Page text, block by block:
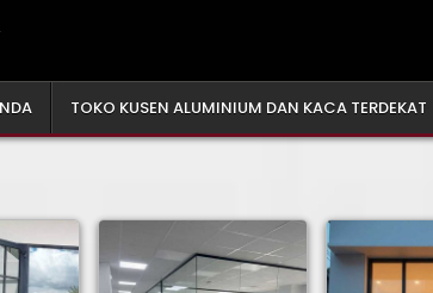
TOKO KUSEN ALUMINIUM DAN KACA TERDEKAT